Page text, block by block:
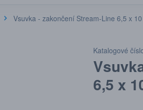
Vsuvka - zakončení Stream-Line 6,5 x
Katalogové
6,5 x